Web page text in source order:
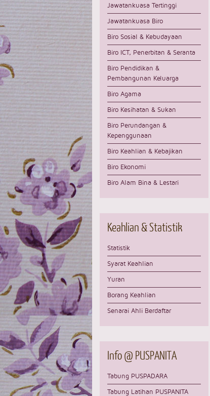
Jawatankuasa Tertinggi
Jawatankuasa Biro
Biro Sosial & Kebudayaan
Biro ICT, Penerbitan & Seranta
Biro Pendidikan &
Pembangunan Keluarga
Biro Agama
Biro Kesihatan & Sukan
Biro Perundangan &
Kepenggunaan
Biro Keahlian & Kebajikan
Biro Ekonomi
Biro Alam Bina & Lestari
Keahlian & Statistik
Statistik
Syarat Keahlian
Yuran
Borang Keahlian
Senarai Ahli Berdaftar
Info@ PUSPANITA
Tabung PUSPADARA
Tabung Latihan PUSPANITA